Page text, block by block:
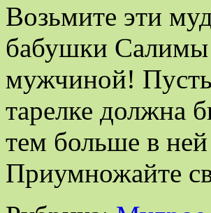
Возьмите эти
бабушки Салимы
мужчиной! Пусть
тарелке должна
тем больше в
Приумножайте